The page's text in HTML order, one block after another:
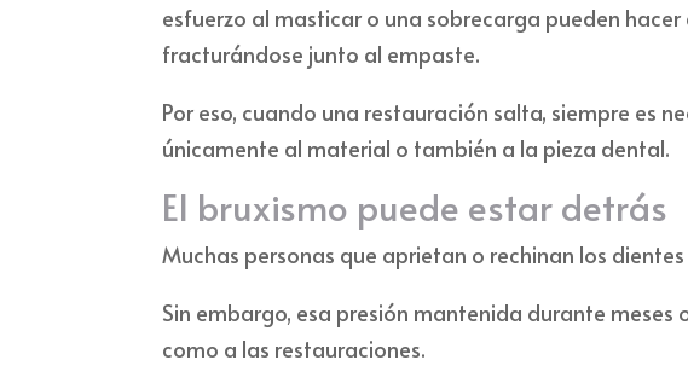
esfuerzo al masticar o una sobrecarga pueden
fracturándose junto al empaste.
Por eso, cuando una restauración salta, siempre es
únicamente al material o también a la pieza dental.
El bruxismo puede estar detrás
Muchas personas que aprietan o rechinan los
Sin embargo, esa presión mantenida durante
como a las restauraciones.